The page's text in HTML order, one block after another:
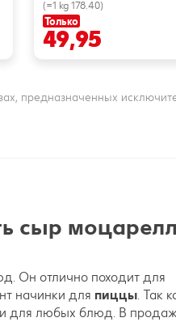
(=1 kg 178.40)
Только
49,95
предназначенных
сыр
Он отлично походит для
начинки для пиццы. Так
для любых блюд. В